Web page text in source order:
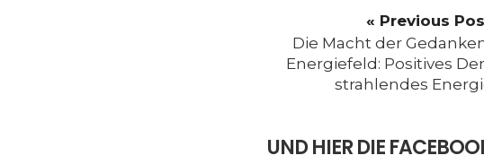
« Previous
Die Macht der
Energiefeld: Positives
strahlendes
UND HIER DIE